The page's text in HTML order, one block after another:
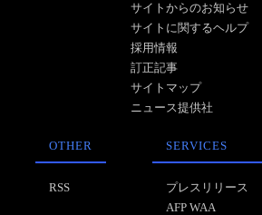
サイトからのお知らせ
サイトに関するヘルプ
採用情報
訂正記事
サイトマップ
ニュース提供社
OTHER
RSS
SERVICES
プレスリリース
AFP WAA